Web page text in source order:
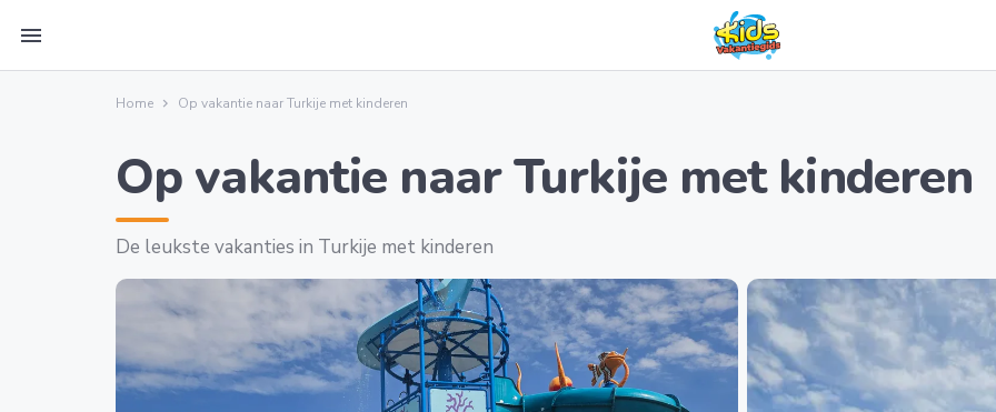
menu
Home Op vakantie naar Turkije met kinderen
Op vakantie naar Turkije met kinderen
De leukste vakanties in Turkije met kinderen